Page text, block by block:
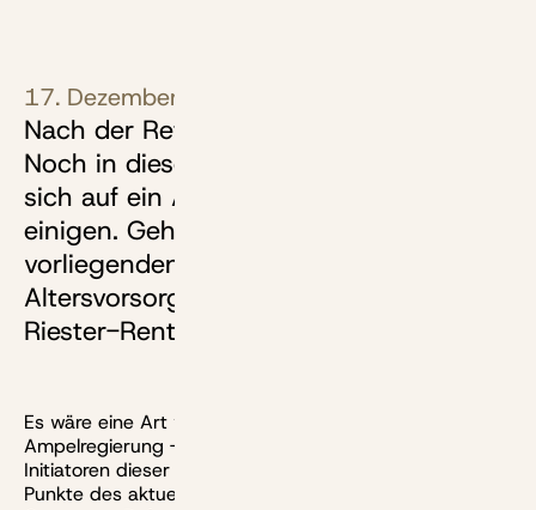
17. Dezember 2025
Nach der Reform ist vor der Reform:
Noch in diesem Jahr will die Regierung
sich auf ein Altersvorsorgereformgesetz
einigen. Geht es nach dem nun
vorliegenden Entwurf, löst das
Altersvorsorgedepot tatsächlich die
Riester-Rente ab.
Es wäre eine Art verspäteter Sieg der gescheiterten
Ampelregierung - und auch eine Bestätigung für die
Initiatoren dieser Plattform: Bleiben die zentralen
Punkte des aktuellen Referentenentwurfs für das